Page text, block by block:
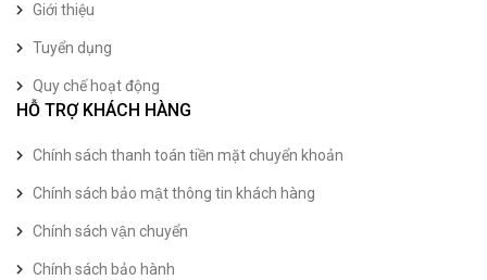
Giới thiệu
Tuyển dụng
Quy chế hoạt động
HỖ TRỢ KHÁCH HÀNG
Chính sách thanh toán tiền mặt chuyển khoản
Chính sách bảo mật thông tin khách hàng
Chính sách vận chuyển
Chính sách bảo hành